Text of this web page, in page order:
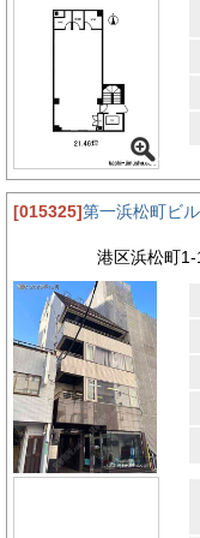
[015325]第一浜松町ビル
港区浜松町